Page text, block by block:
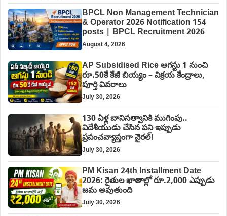
BPCL Non Management Technician
& Operator 2026 Notification 154
posts | BPCL Recruitment 2026
August 4, 2026
AP Subsidised Rice ఆగస్టు 1 నుంచి
రూ.50కే కేజీ బియ్యం – విక్రయ కేంద్రాలు,
పూర్తి వివరాలు
July 30, 2026
130 ఏళ్ల బానిసత్వానికి ముగింపు..
విదేశీయుడు చేసిన పని ఇప్పుడు
ప్రపంచవ్యాప్తంగా వైరల్!
July 30, 2026
PM Kisan 24th Installment Date
2026: రైతుల ఖాతాల్లో రూ.2,000 ఎప్పుడు
జమ అవుతుంది
July 30, 2026